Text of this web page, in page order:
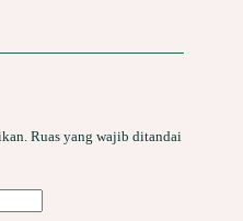
Ruas yang wajib ditandai